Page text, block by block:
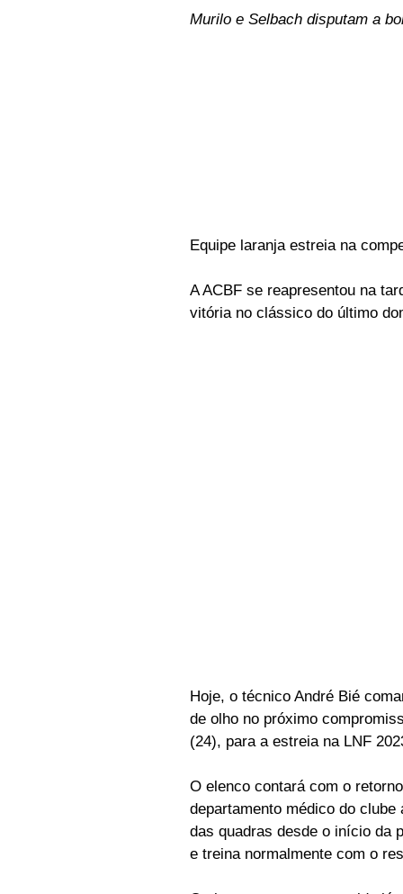
Murilo e Selbach disputam a
Equipe laranja estreia na
A ACBF se reapresentou na
vitória no clássico do último
Hoje, o técnico André Bié
de olho no próximo
(24), para a estreia na LNF
O elenco contará com o
departamento médico do
das quadras desde o início da
e treina normalmente com o